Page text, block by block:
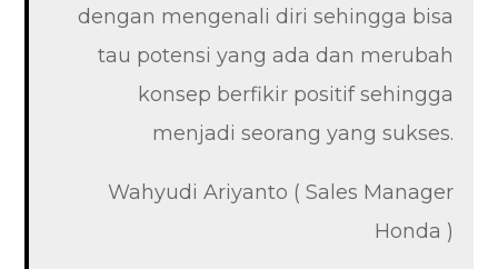
dengan mengenali diri sehingga bisa
tau potensi yang ada dan merubah
konsep berfikir positif sehingga
menjadi seorang yang sukses.
Wahyudi Ariyanto ( Sales Manager
Honda )